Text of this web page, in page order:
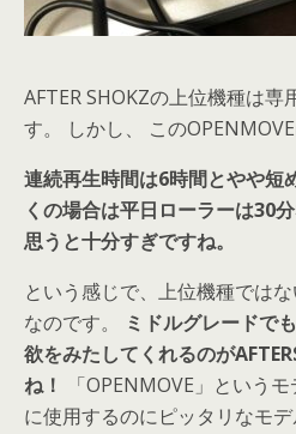
AFTER SHOKZの上位機種は専
す。 しかし、 この
連続再生時間は6時間とやや短
くの場合は平日ローラーは30
思うと十分すぎですね。
という感じで、上位機種では
なのです。
ミドルグレードで
欲をみたしてくれるのが
ね！
「OPENMOVE」という
に使用するのにピッタリなモデ